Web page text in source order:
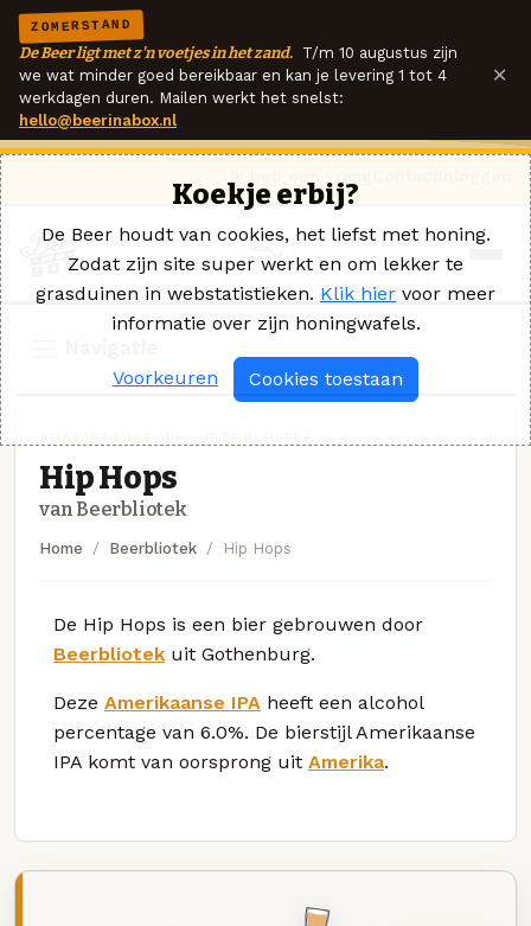
ZOMERSTAND
De Beer ligt met z'n voetjes in het zand. T/m 10 augustus zijn
we wat minder goed bereikbaar en kan je levering 1 tot 4
werkdagen duren. Mailen werkt het snelst:
hello@beerinabox.nl
×
Hip Hops
van Beerbliotek
Home Beerbliotek Hip Hops
De Hip Hops is een bier gebrouwen door
Beerbliotek uit Gothenburg.
Deze Amerikaanse IPA heeft een alcohol
percentage van 6.0%. De bierstijl Amerikaanse
IPA komt van oorsprong uit Amerika.
Koekje erbij?
De Beer houdt van cookies, het liefst met honing.
Zodat zijn site super werkt en om lekker te
grasduinen in webstatistieken. Klik hier voor meer
informatie over zijn honingwafels.
Voorkeuren Cookies toestaan